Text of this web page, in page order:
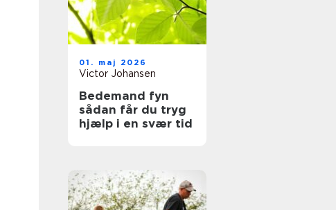
01. maj 2026
Victor Johansen
Bedemand fyn
sådan får du tryg
hjælp i en svær tid